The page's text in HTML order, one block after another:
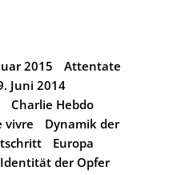
2015
Attentate
Juni 2014
Charlie Hebdo
vivre
Dynamik der
Europa
Identität der Opfer